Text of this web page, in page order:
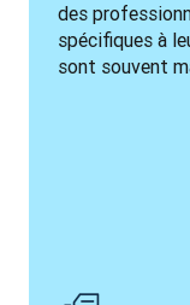
des
spécifiques à
sont souvent